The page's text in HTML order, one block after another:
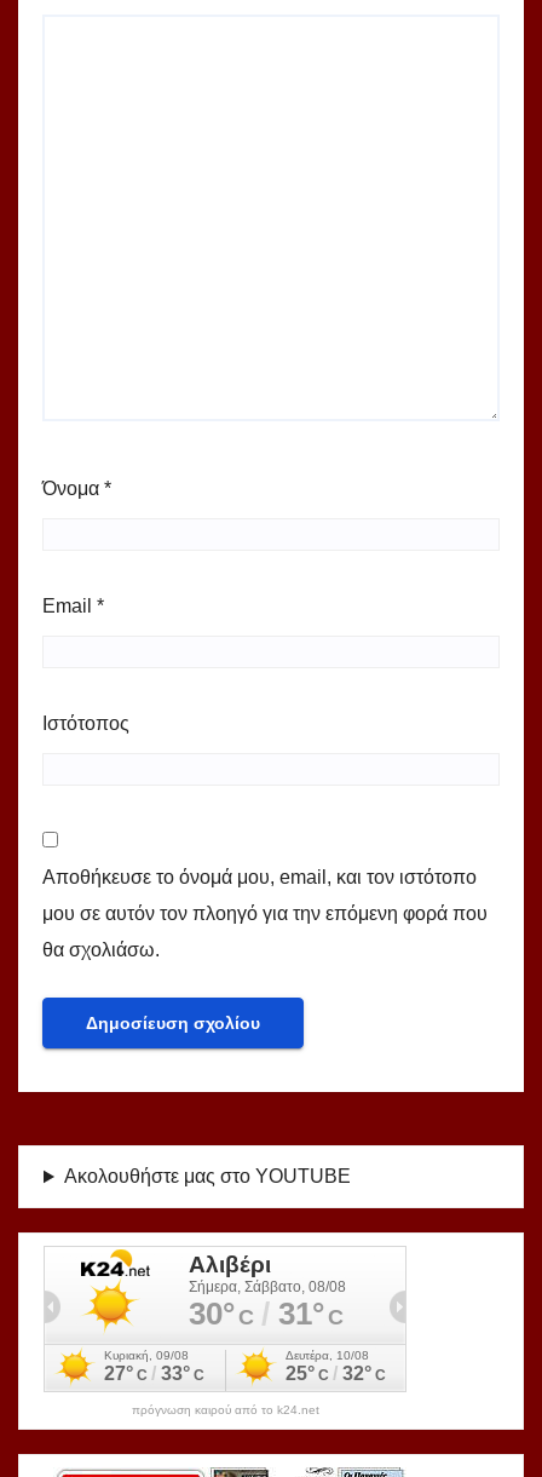
Όνομα *
Email *
Ιστότοπος
Αποθήκευσε το όνομά μου, email, και τον ιστότοπο
μου σε αυτόν τον πλοηγό για την επόμενη φορά που
θα σχολιάσω.
Ακολουθήστε μας στο YOUTUBE
πρόγνωση καιρού από το k24.net